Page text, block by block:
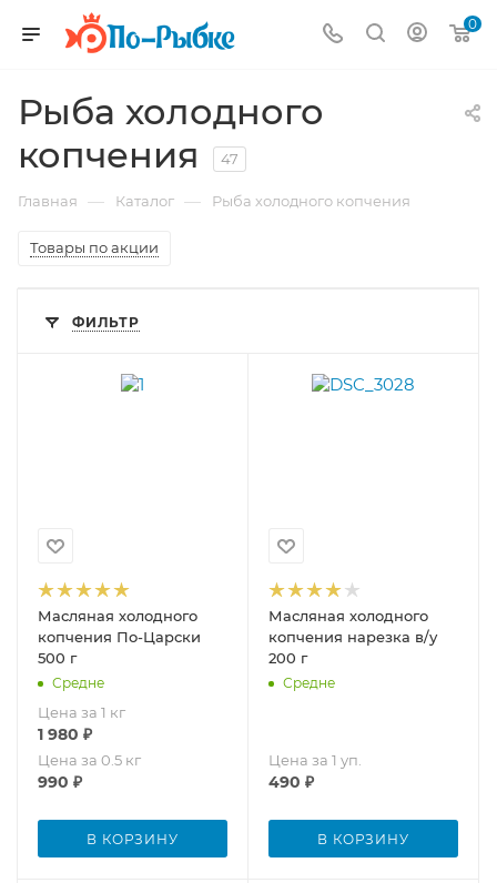
0
Рыба холодного
копчения
47
Главная — Каталог — Рыба холодного копчения
Товары по акции
ФИЛЬТР
Масляная холодного
копчения По-Царски
500 г
Средне
Цена за 1 кг
1 980 ₽
Цена за 0.5 кг
990 ₽
В КОРЗИНУ
Масляная холодного
копчения нарезка в/у
200 г
Средне
Цена за 1 уп.
490 ₽
В КОРЗИНУ